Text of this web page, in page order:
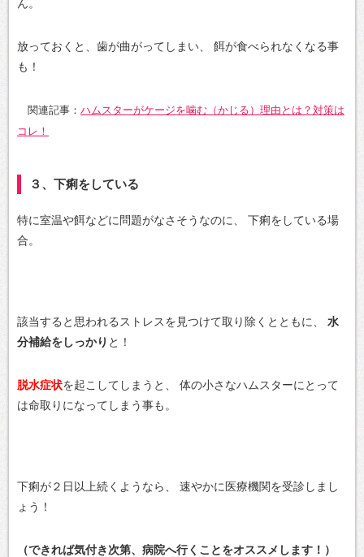
ん。
放っておくと、歯が曲がってしまい、
餌が食べられなくなる事
も！
関連記事： ハムスターがケージを噛む（かじる）理由とは？対策は
コレ！
３、下痢をしている
特に室温や餌などに問題がなさそうなのに、
下痢をしている場
合。
該当すると思われるストレスを見つけて取り除くとともに、
水
分補給をしっかり と！
脱水症状を起こしてしまうと、
体の小さなハムスターにとって
は命取りになってしまう事も。
下痢が２日以上続くようなら、
速やかに医療機関を受診しまし
ょう！
（できれば気付き次第、病院へ行くことをオススメします！）